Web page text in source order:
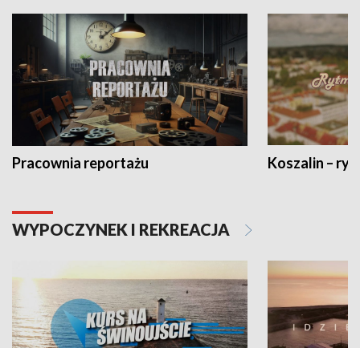
Pracownia reportażu Koszalin –
WYPOCZYNEK I REKREACJA